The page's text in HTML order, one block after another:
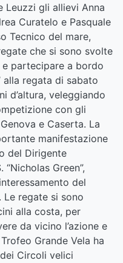
Leuzzi gli allievi Anna
Curatelo e Pasquale
Tecnico del mare,
che si sono svolte
partecipare a bordo
alla regata di sabato
d’altura, veleggiando
con gli
e Caserta. La
manifestazione
del Dirigente
“Nicholas Green”,
del
regate si sono
alla costa, per
da vicino l’azione e
Grande Vela ha
Circoli velici